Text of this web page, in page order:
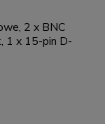
2 x BNC
1 x 15-pin D-